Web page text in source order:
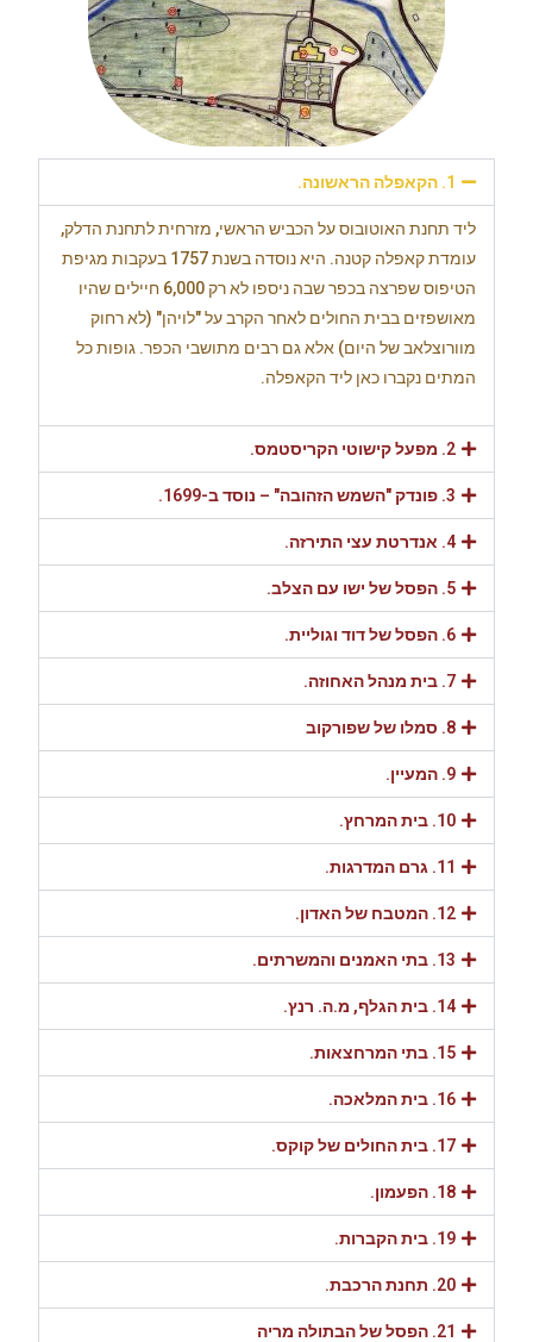
1. הקאפלה הראשונה.
ליד תחנת האוטובוס על הכביש הראשי, מזרחית לתחנת הדלק,
עומדת קאפלה קטנה. היא נוסדה בשנת 1757 בעקבות מגיפת
הטיפוס שפרצה בכפר שבה ניספו לא רק 6,000 חיילים שהיו
מאושפזים בבית החולים לאחר הקרב על "לויהן" (לא רחוק
מוורוצלאב של היום) אלא גם רבים מתושבי הכפר. גופות כל
המתים נקברו כאן ליד הקאפלה.
2. מפעל קישוטי הקריסטמס.
3. פונדק "השמש הזהובה" – נוסד ב-1699.
4. אנדרטת עצי התירזה.
5. הפסל של ישו עם הצלב.
6. הפסל של דוד וגוליית.
7. בית מנהל האחוזה.
8. סמלו של שפורקוב
9. המעיין.
10. בית המרחץ.
11. גרם המדרגות.
12. המטבח של האדון.
13. בתי האמנים והמשרתים.
14. בית הגלף, מ.ה. רנץ.
15. בתי המרחצאות.
16. בית המלאכה.
17. בית החולים של קוקס.
18. הפעמון.
19. בית הקברות.
20. תחנת הרכבת.
21. הפסל של הבתולה מריה